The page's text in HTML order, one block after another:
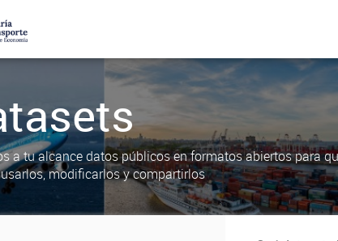
a tu alcance datos públicos en formatos abiertos para
modificarlos y compartirlos